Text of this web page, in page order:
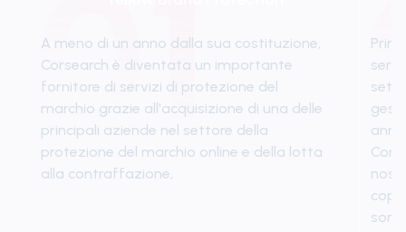
A meno di un anno dalla sua costituzione,
Corsearch è diventata un importante
fornitore di servizi di protezione del
marchio grazie all'acquisizione di una delle
principali aziende nel settore della
protezione del marchio online e della lotta
alla contraffazione,